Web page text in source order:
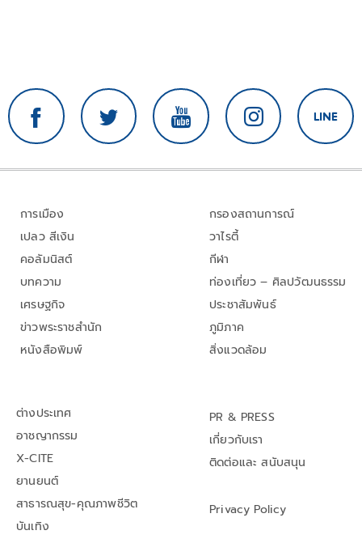
การเมือง
เปลว สีเงิน
คอลัมนิสต์
บทความ
เศรษฐกิจ
ข่าวพระราชสำนัก
หนังสือพิมพ์
กรองสถานการณ์
วาไรตี้
กีฬา
ท่องเที่ยว – ศิลปวัฒนธรรม
ประชาสัมพันธ์
ภูมิภาค
สิ่งแวดล้อม
ต่างประเทศ
อาชญากรรม
X-CITE
ยานยนต์
สาธารณสุข-คุณภาพชีวิต
บันเทิง
PR & PRESS
เกี่ยวกับเรา
ติดต่อและ สนับสนุน
Privacy Policy